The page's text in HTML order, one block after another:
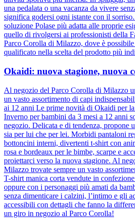
una pedalata o una vacanza da vivere
significa godersi ogni istante con il
soluzione Polase più adatta alle proprie
quello di rivolgersi ai professionisti della
Parco Corolla di Milazzo, dove è
qualificato nella scelta del prodotto più
Okaidi: nuova stagione, nuova
Al negozio del Parco Corolla di Milazzo
un vasto assortimento di capi
ai 12 anni Le prime novità di Okaidi per
Inverno per bambini da 3 mesi a 12 anni
negozio. Delicata e di tendenza, propone
sia per lui che per lei. Morbidi pantaloni
bottoncini interni, divertenti t-shirt con
rosa e bordeaux per le bimbe, scarpe e
proiettarci verso la nuova stagione. Al
Milazzo trovate sempre un vasto
T-shirt manica corta vendute in
oppure con i personaggi più amati da
senza dimenticare i calzini, l’intimo e gli
accessibili con dettagli che fanno la
un giro in negozio al Parco Corolla!